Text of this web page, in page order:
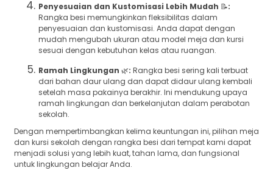
Penyesuaian dan Kustomisasi Lebih Mudah 📝:
Rangka besi memungkinkan fleksibilitas dalam
penyesuaian dan kustomisasi. Anda dapat dengan
mudah mengubah ukuran atau model meja dan kursi
sesuai dengan kebutuhan kelas atau ruangan.
Ramah Lingkungan 🌿: Rangka besi sering kali terbuat
dari bahan daur ulang dan dapat didaur ulang kembali
setelah masa pakainya berakhir. Ini mendukung upaya
ramah lingkungan dan berkelanjutan dalam perabotan
sekolah.
Dengan mempertimbangkan kelima keuntungan ini, pilihan meja
dan kursi sekolah dengan rangka besi dari tempat kami dapat
menjadi solusi yang lebih kuat, tahan lama, dan fungsional
untuk lingkungan belajar Anda.